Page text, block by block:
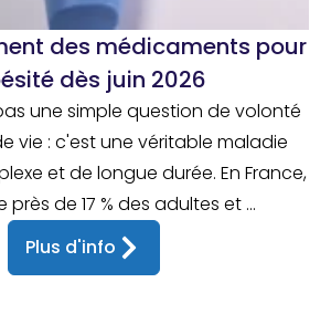
des médicaments pour
dès juin 2026
une simple question de volonté
vie : c'est une véritable maladie
et de longue durée. En France,
de 17 % des adultes et ...
Plus d'info